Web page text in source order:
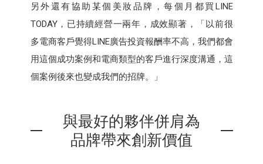
另外還有協助某個美妝品牌，每個月都買LINE
TODAY，已持續經營一兩年，成效顯著，「以前很
多電商客戶覺得LINE廣告投資報酬率不高，我們都會
用這個成功案例和電商類型的客戶進行深度溝通，這
個案例後來也變成我們的招牌。」
與最好的夥伴併肩為
品牌帶來創新價值